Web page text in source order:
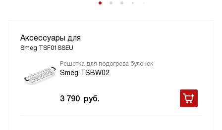
Аксессуары для
Smeg TSF01SSEU
Решетка для подогрева булочек
Smeg TSBW02
3 790 руб.